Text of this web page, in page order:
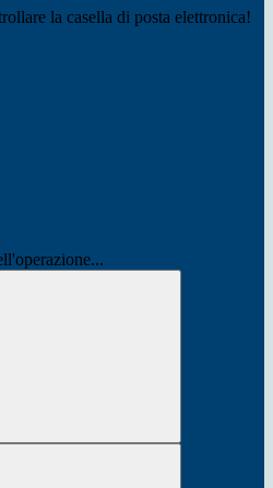
la casella di posta elettronica!